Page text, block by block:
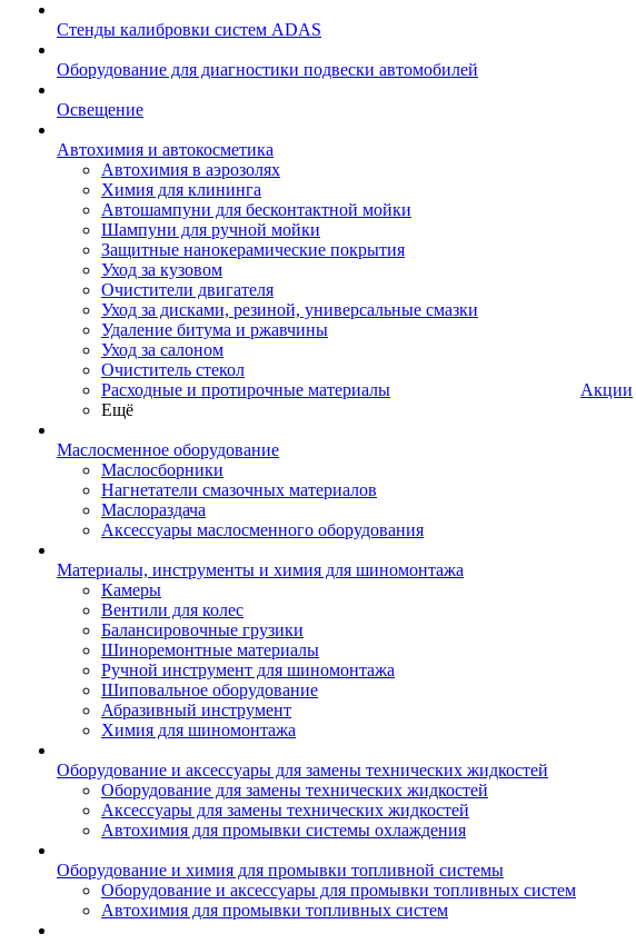
Стенды калибровки систем ADAS
Оборудование для диагностики подвески автомобилей
Освещение
Автохимия и автокосметика
Автохимия в аэрозолях
Химия для клининга
Автошампуни для бесконтактной мойки
Шампуни для ручной мойки
Защитные нанокерамические покрытия
Уход за кузовом
Очистители двигателя
Уход за дисками, резиной, универсальные смазки
Удаление битума и ржавчины
Уход за салоном
Очиститель стекол
Расходные и протирочные материалы
Ещё
Маслосменное оборудование
Маслосборники
Нагнетатели смазочных материалов
Маслораздача
Аксессуары маслосменного оборудования
Материалы, инструменты и химия для шиномонтажа
Камеры
Вентили для колес
Балансировочные грузики
Шиноремонтные материалы
Ручной инструмент для шиномонтажа
Шиповальное оборудование
Абразивный инструмент
Химия для шиномонтажа
Оборудование и аксессуары для замены технических жидкостей
Оборудование для замены технических жидкостей
Аксессуары для замены технических жидкостей
Автохимия для промывки системы охлаждения
Оборудование и химия для промывки топливной системы
Оборудование и аксессуары для промывки топливных систем
Автохимия для промывки топливных систем
Акции